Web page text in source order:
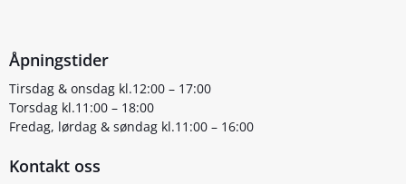
Åpningstider
Tirsdag & onsdag kl.12:00 – 17:00
Torsdag kl.11:00 – 18:00
Fredag, lørdag & søndag kl.11:00 – 16:00
Kontakt oss